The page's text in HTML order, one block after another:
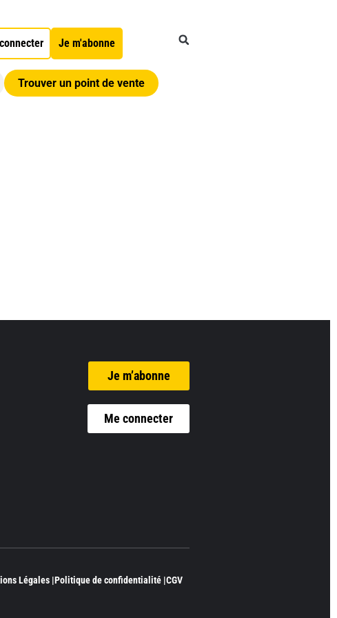
Je m'abonne
Trouver un point de vente
Je m’abonne
Me connecter
Légales |Politique de confidentialité |CGV